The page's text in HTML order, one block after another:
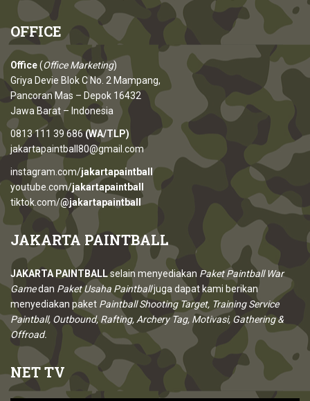
OFFICE
Office(Office Marketing)
Griya Devie Blok C No. 2 Mampang,
Pancoran Mas – Depok 16432
Jawa Barat – Indonesia
0813 111 39 686 (WA/TLP)
jakartapaintball80@gmail.com
instagram.com/jakartapaintball
youtube.com/jakartapaintball
tiktok.com/@jakartapaintball
JAKARTA PAINTBALL
JAKARTA PAINTBALLselain menyediakan Paket Paintball War
Gamedan Paket Usaha Paintballjuga dapat kami berikan
menyediakan paket Paintball Shooting Target, Training Service
Paintball, Outbound, Rafting, Archery Tag, Motivasi, Gathering &
Offroad.
NETTV